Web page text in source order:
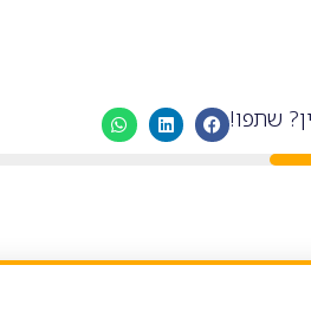
שתפו!